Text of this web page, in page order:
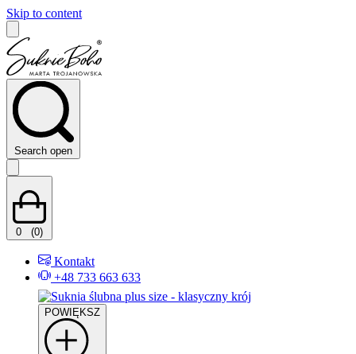
Skip to content
Search open
0 (0)
Kontakt
+48 733 663 633
POWIĘKSZ